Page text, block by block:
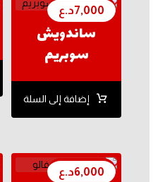
ساندويش
سوبريم
7,000د.ع
إضافة إلى السلة
6,000د.ع